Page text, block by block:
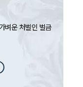
벼운 처벌인 벌금